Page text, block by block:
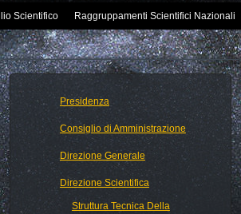
Scientifico Raggruppamenti Scientifici Nazionali
Presidenza
Consiglio di Amministrazione
Direzione Generale
Direzione Scientifica
Struttura Tecnica Della